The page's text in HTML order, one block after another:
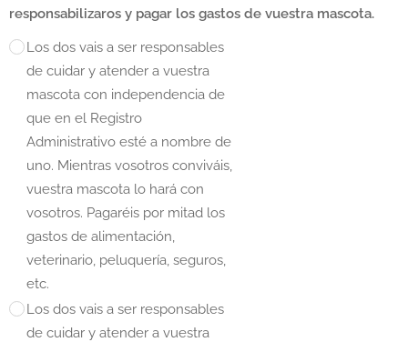
responsabilizaros y pagar los gastos de vuestra mascota.
Los dos vais a ser responsables
de cuidar y atender a vuestra
mascota con independencia de
que en el Registro
Administrativo esté a nombre de
uno. Mientras vosotros conviváis,
vuestra mascota lo hará con
vosotros. Pagaréis por mitad los
gastos de alimentación,
veterinario, peluquería, seguros,
etc.
Los dos vais a ser responsables
de cuidar y atender a vuestra